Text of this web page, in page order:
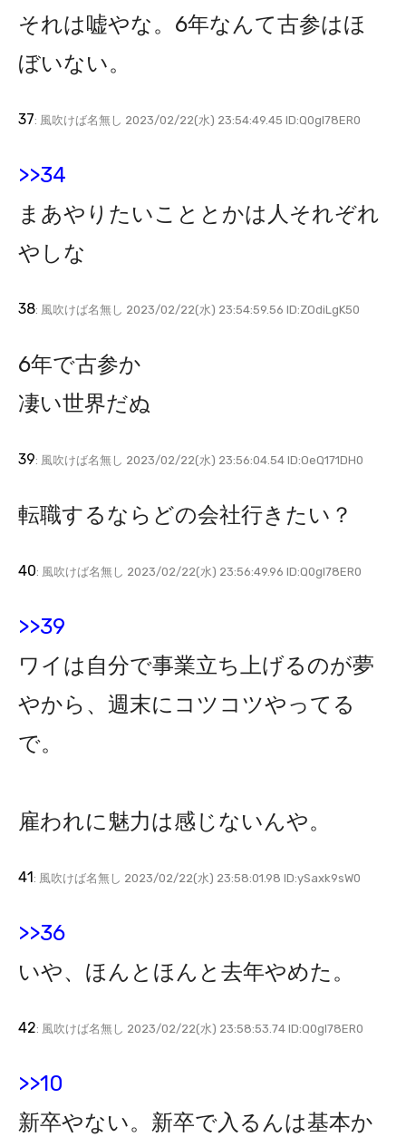
それは嘘やな。6年なんて古参はほ
ぼいない。
37: 風吹けば名無し 2023/02/22(水) 23:54:49.45 ID:Q0gl78ER0
>>34
まあやりたいこととかは人それぞれ
やしな
38: 風吹けば名無し 2023/02/22(水) 23:54:59.56 ID:ZOdiLgK50
6年で古参か
凄い世界だぬ
39: 風吹けば名無し 2023/02/22(水) 23:56:04.54 ID:OeQ171DH0
転職するならどの会社行きたい？
40: 風吹けば名無し 2023/02/22(水) 23:56:49.96 ID:Q0gl78ER0
>>39
ワイは自分で事業立ち上げるのが夢
やから、週末にコツコツやってる
で。
雇われに魅力は感じないんや。
41: 風吹けば名無し 2023/02/22(水) 23:58:01.98 ID:ySaxk9sW0
>>36
いや、ほんとほんと去年やめた。
42: 風吹けば名無し 2023/02/22(水) 23:58:53.74 ID:Q0gl78ER0
>>10
新卒やない。新卒で入るんは基本か